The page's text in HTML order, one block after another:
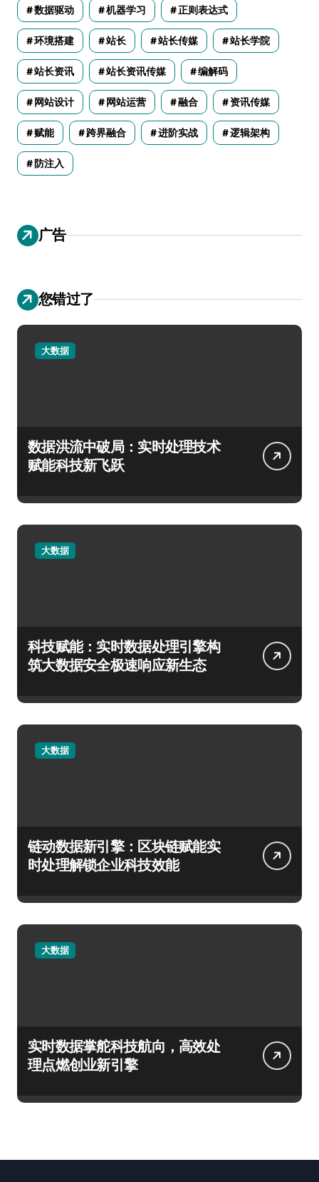
数据驱动 机器学习 正则表达式
环境搭建 站长 站长传媒 站长学院
站长资讯 站长资讯传媒 编解码
网站设计 网站运营 融合 资讯传媒
赋能 跨界融合 进阶实战 逻辑架构
防注入
广告
您错过了
大数据
数据洪流中破局：实时处理技术
赋能科技新飞跃
大数据
科技赋能：实时数据处理引擎构
筑大数据安全极速响应新生态
大数据
链动数据新引擎：区块链赋能实
时处理解锁企业科技效能
大数据
实时数据掌舵科技航向，高效处
理点燃创业新引擎